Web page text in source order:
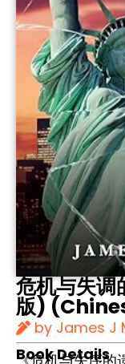
危机与失
版)
by James J
Book Details